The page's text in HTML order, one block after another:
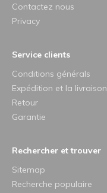
Contactez nous
Privacy
Service clients
Conditions générals
Expédition et la livraison
Retour
Garantie
Rechercher et trouver
Sitemap
Recherche populaire